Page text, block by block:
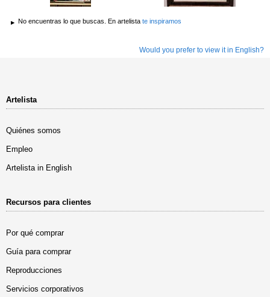
No encuentras lo que buscas. En artelista te inspiramos
Would you prefer to view it in English?
Artelista
Quiénes somos
Empleo
Artelista in English
Recursos para clientes
Por qué comprar
Guía para comprar
Reproducciones
Servicios corporativos